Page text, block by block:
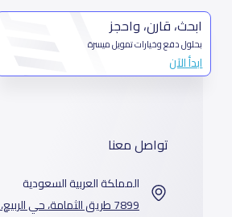
ابحث، قارن، واحجز
بحلول دفع وخيارات تمويل ميسرة
ابدأ الآن
تواصل معنا
المملكة العربية السعودية
7899 طريق الثمامة، حي الربيع، الرياض 11564